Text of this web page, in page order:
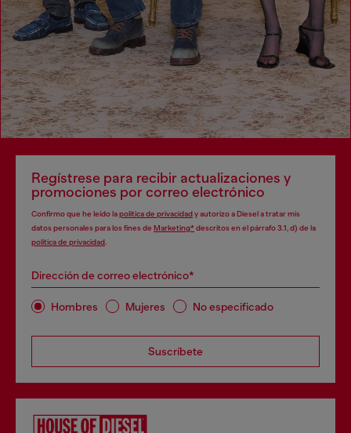
Regístrese para recibir actualizaciones y
promociones por correo electrónico
Confirmo que he leído lapolítica de privacidady autorizo a Diesel a tratar mis
datos personales para los fines de Marketing*descritos en el párrafo 3.1, d) de la
política de privacidad
Dirección de correo electrónico*
Hombres Mujeres No especificado
Suscríbete